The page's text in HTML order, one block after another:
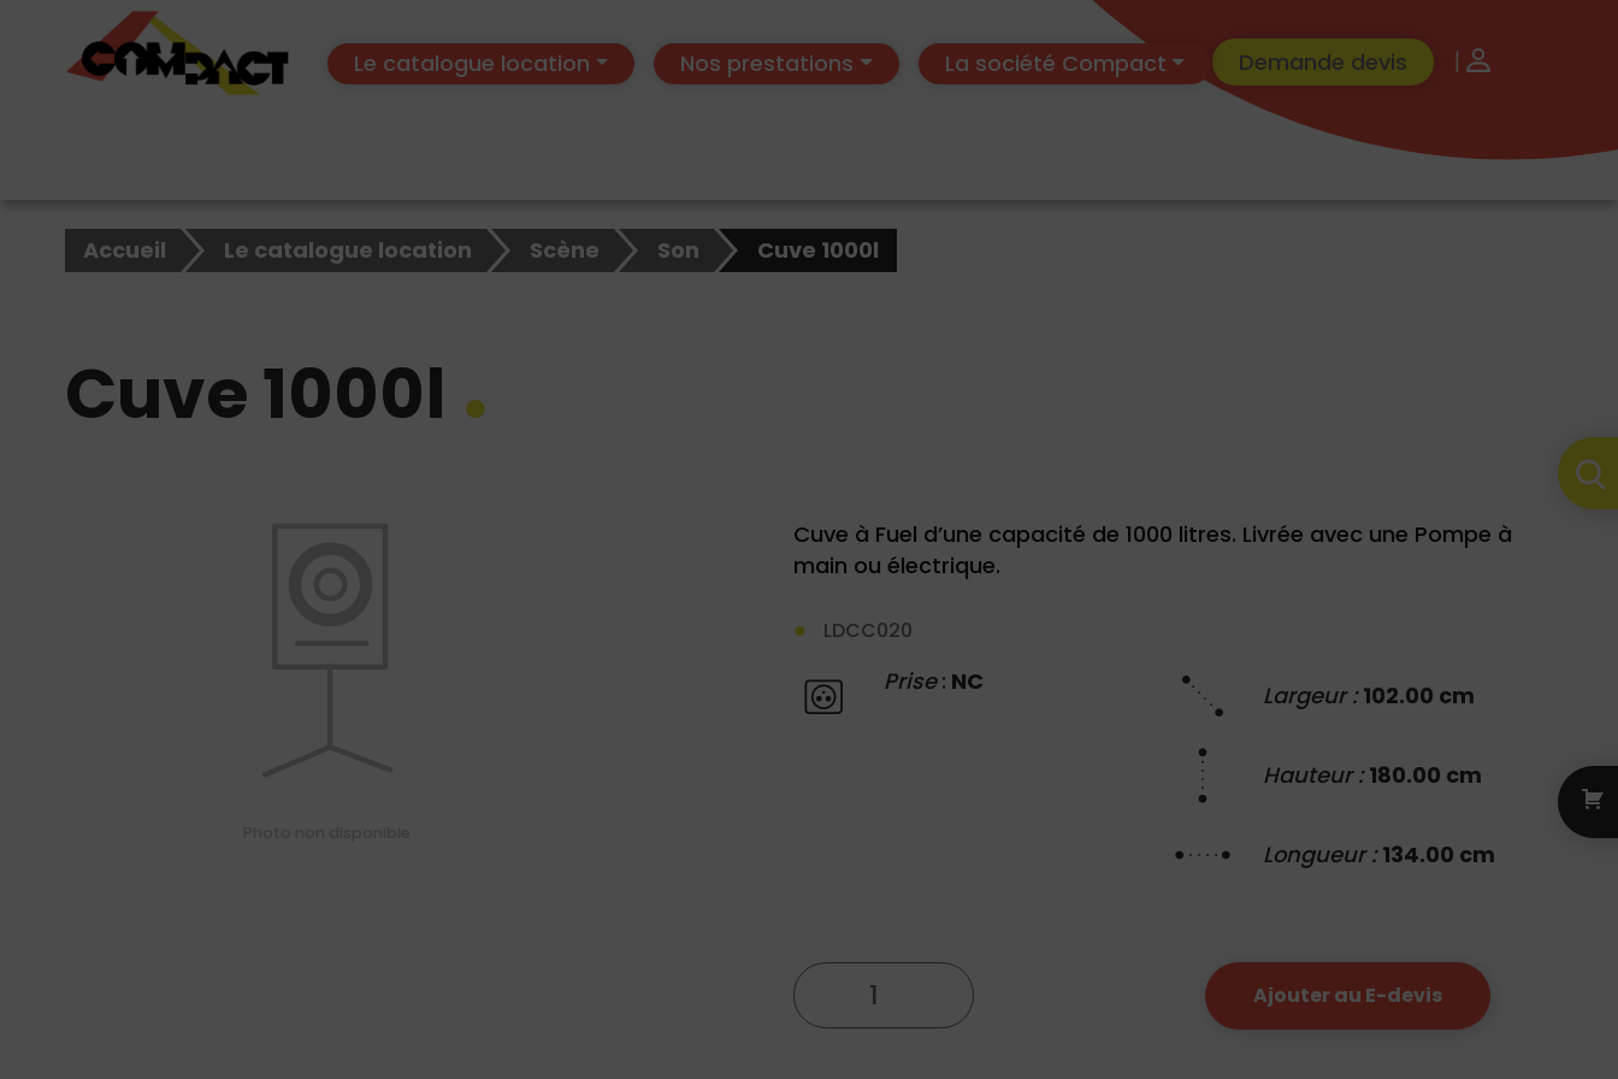
Le catalogue location Nos prestations La société Compact Demande devis |
Accueil Le catalogue location Scène Son Cuve 1000l
Cuve 1000l
Cuve à Fuel d’une capacité de 1000 litres. Livrée avec une Pompe à
main ou électrique.
LDCC020
Prise: NC Largeur :102.00 cm
Hauteur :180.00 cm
Longueur :134.00 cm
quantité
de
Cuve
Ajouter au E-devis
Rechercher
sur